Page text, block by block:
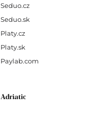
Seduo.cz
Seduo.sk
Platy.cz
Platy.sk
Paylab.com
Adriatic